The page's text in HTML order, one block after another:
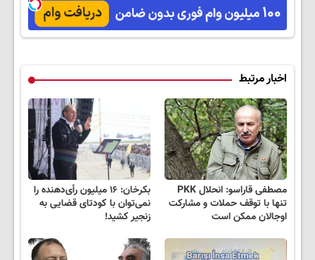
راحت بفروش
محدود
اخبار مرتبط
مصطفی قاراسو: انحلال PKK
تنها با توقف حملات و مشارکت
اوجالان ممکن است
بکرخان: ۱۶ میلیون رأی‌دهنده را
نمی‌توان با کودتای قضایی به
زنجیر کشید!